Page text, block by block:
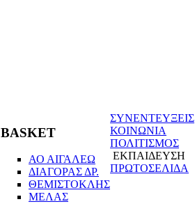
BASKET
ΑΟ ΑΙΓΑΛΕΩ
ΔΙΑΓΟΡΑΣ ΔΡ.
ΘΕΜΙΣΤΟΚΛΗΣ
ΜΕΛΑΣ
ΣΥΝΕΝΤΕΥΞΕΙΣ
ΚΟΙΝΩΝΙΑ
ΠΟΛΙΤΙΣΜΟΣ
ΕΚΠΑΙΔΕΥΣΗ
ΠΡΩΤΟΣΕΛΙΔΑ